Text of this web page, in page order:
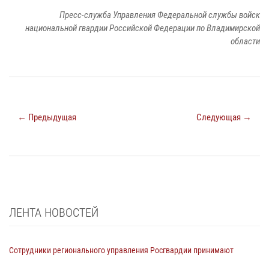
Пресс-служба Управления Федеральной службы войск
национальной гвардии Российской Федерации по Владимирской
области
← Предыдущая Следующая →
ЛЕНТА НОВОСТЕЙ
Сотрудники регионального управления Росгвардии принимают